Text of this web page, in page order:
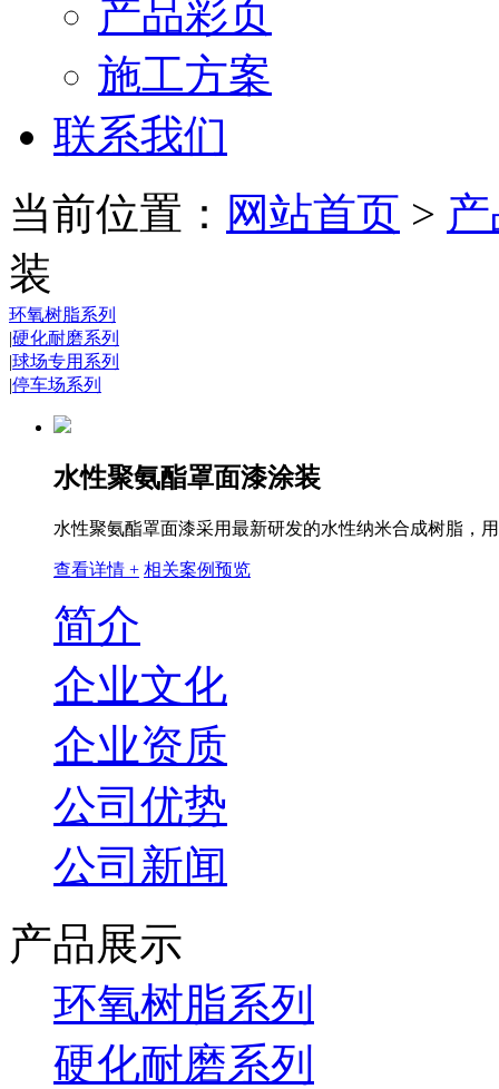
产品彩页
施工方案
联系我们
当前位置： 网站首页 >
装
环氧树脂系列
|硬化耐磨系列
|球场专用系列
|停车场系列
水性聚氨酯罩面漆涂装
水性聚氨酯罩面漆采用最新研发的水性纳米合成树脂，
查看详情 + 相关案例预览
简介
企业文化
企业资质
公司优势
公司新闻
产品展示
环氧树脂系列
硬化耐磨系列